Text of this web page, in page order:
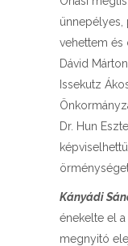
vehettem és
Dávid
Issekutz
Dr. Hun
Kányádi
énekelte el a
megnyitó